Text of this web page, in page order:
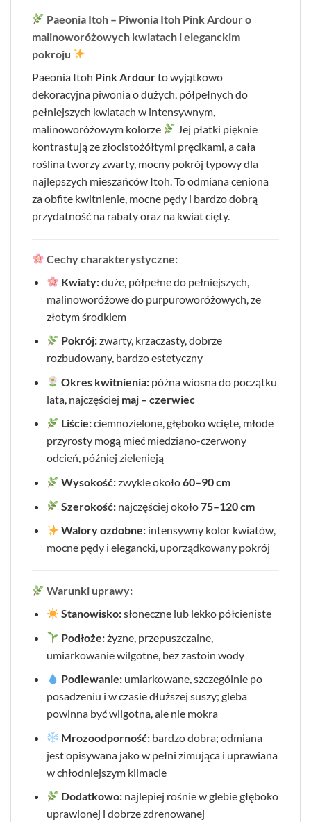
Paeonia Itoh – Piwonia Itoh Pink Ardour o
malinoworóżowych kwiatach i eleganckim
pokroju
Paeonia Itoh Pink Ardourto wyjątkowo
dekoracyjna piwonia o dużych, półpełnych do
pełniejszych kwiatach w intensywnym,
malinoworóżowym kolorze
Jej płatki pięknie
kontrastują ze złocistożółtymi pręcikami, a cała
roślina tworzy zwarty, mocny pokrój typowy dla
najlepszych mieszańców Itoh. To odmiana ceniona
za obfite kwitnienie, mocne pędy i bardzo dobrą
przydatność na rabaty oraz na kwiat cięty.
Cechy charakterystyczne:
Kwiaty:duże, półpełne do pełniejszych,
malinoworóżowe do purpuroworóżowych, ze
złotym środkiem
Pokrój:zwarty, krzaczasty, dobrze
rozbudowany, bardzo estetyczny
Okres kwitnienia: późna wiosna do początku
lata, najczęściej maj – czerwiec
Liście:ciemnozielone, głęboko wcięte, młode
przyrosty mogą mieć miedziano-czerwony
odcień, później zielenieją
Wysokość:zwykle około60–90 cm
Szerokość: najczęściej około75–120 cm
Walory ozdobne: intensywny kolor kwiatów,
mocne pędy i elegancki, uporządkowany pokrój
Warunki uprawy:
Stanowisko:słoneczne lub lekko półcieniste
Podłoże:żyzne, przepuszczalne,
umiarkowanie wilgotne, bez zastoin wody
Podlewanie: umiarkowane, szczególnie po
posadzeniu i w czasie dłuższej suszy; gleba
powinna być wilgotna, ale nie mokra
Mrozoodporność: bardzo dobra; odmiana
jest opisywana jako w pełni zimująca i uprawiana
w chłodniejszym klimacie
Dodatkowo: najlepiej rośnie w glebie głęboko
uprawionej i dobrze zdrenowanej